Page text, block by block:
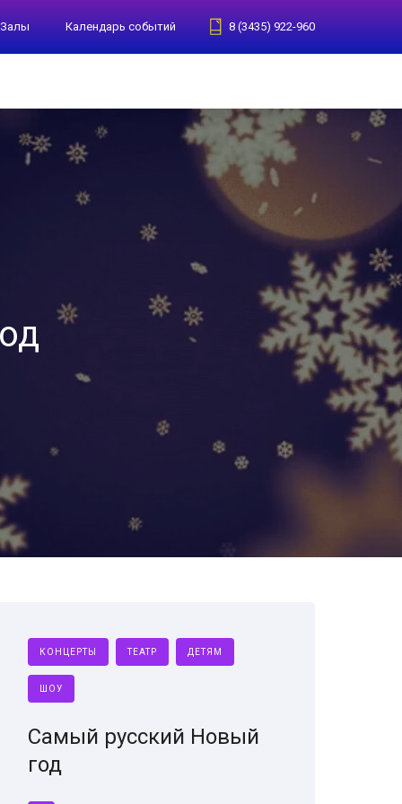
8 (3435) 922-960
Залы Календарь событий
КОНЦЕРТЫ ТЕАТР ДЕТЯМ
ШОУ
Самый русский Новый
год